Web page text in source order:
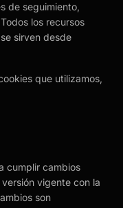
de seguimiento,
los recursos
sirven desde
que utilizamos,
cumplir cambios
vigente con la
son